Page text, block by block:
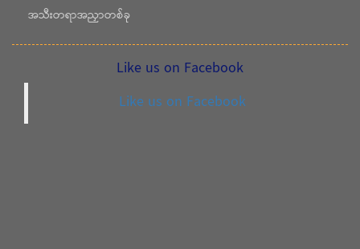
အသီးတရာအညှာတစ်ခု
Like us on Facebook
Like us on Facebook